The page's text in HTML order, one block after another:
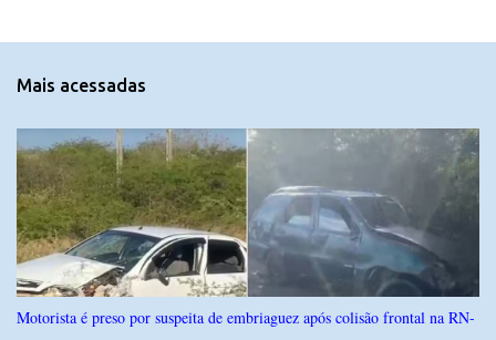
n
r
i
o
s
Mais acessadas
Motorista é preso por suspeita de embriaguez após colisão frontal na RN-